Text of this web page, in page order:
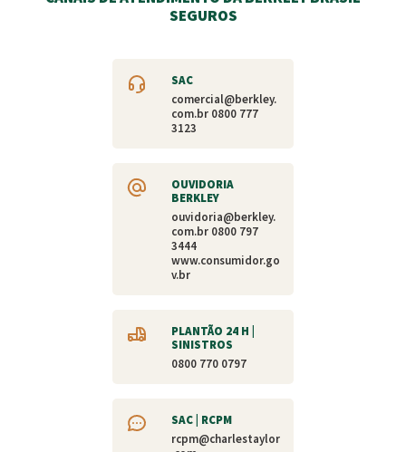
SEGUROS
SAC
comercial@berkley.
com.br 0800 777
3123
OUVIDORIA
BERKLEY
ouvidoria@berkley.
com.br 0800 797
3444
www.consumidor.go
v.br
PLANTÃO 24 H |
SINISTROS
0800 770 0797
SAC | RCPM
rcpm@charlestaylor